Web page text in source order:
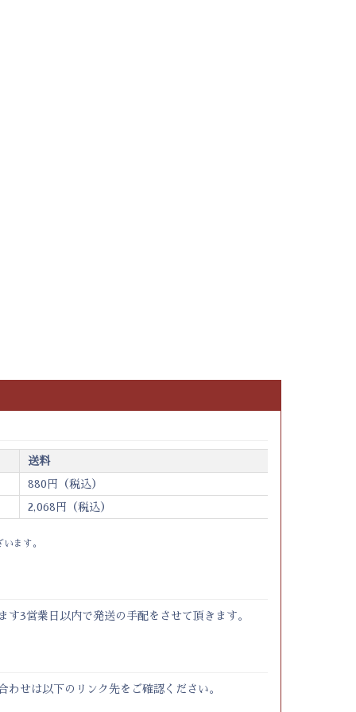
送料
880円（税込）
2,068円（税込）
ます。
す3営業日以内で発送の手配をさせて頂きます。
わせは以下のリンク先をご確認ください。